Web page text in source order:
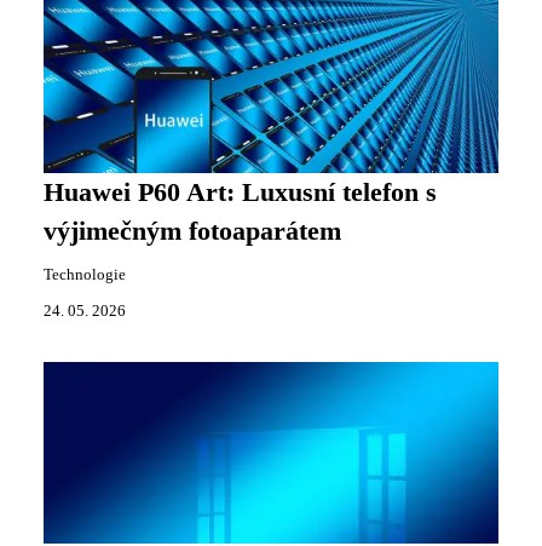
Huawei P60 Art: Luxusní telefon s
výjimečným fotoaparátem
Technologie
24. 05. 2026